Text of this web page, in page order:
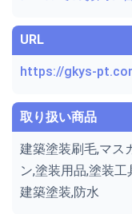
URL
https://gkys-
取り扱い商品
建築塗装刷毛,マス
ン,塗装用品,塗装工
建築塗装,防水